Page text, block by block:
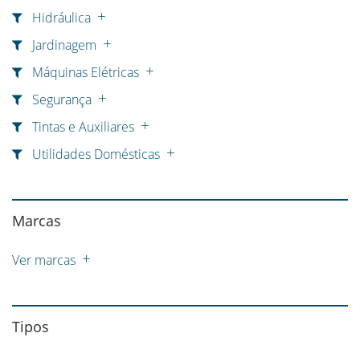
Hidráulica
Jardinagem
Máquinas Elétricas
Segurança
Tintas e Auxiliares
Utilidades Domésticas
Marcas
Ver marcas
Tipos